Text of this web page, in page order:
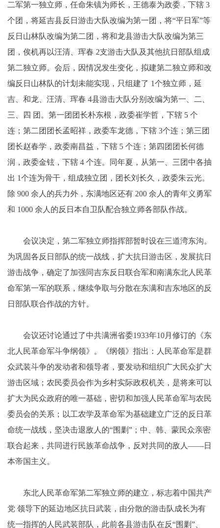
二军第一独立师，任命朱镇为师长，王德泰为政委，下辖 3
个团，将延吉县反日游击大队改编为第一团，将“平日军”等
反日山林队改编为第二团，将和龙县游击大队改编为第三
团，俟机再以汪清、珲春 2支游击大队及其他抗日部队组成
第二独立师。会后，因情况发生变化，拟建第二独立师和改
编反日山林队的计划未能实现，只组建了 1个独立师，延
吉、和龙、汪清、珲春 4县游击大队分别改编为第一、二、
三、四 团。第一团团长朴东根，政委崔学哲，下辖 5 个
连；第二团团长孟昭祥，政委车龙德，下辖 3个连；第三团
团长赵春学，政委南昌益，下辖 5 个连；第四团团长何德
润，政委金铉，下辖 4 个连。同年夏，从第一、三团中各抽
出 1个连为骨干，组成独立团，团长刘长久，政委朱云光。
除 900 余人的兵力外，东满地区还有 200 余人的青年义勇军
和 1000 余人的反日本自卫队配合独立师各部队作战。
会议决定，第二军独立师指挥部暂时设在三道湾东沟。
为巩固各反日部队的统一战线，扩大抗日游击区，发展抗日
游击战争，确定了加强同吉东反日联合军和南满东北人民革
命军第一军的联系，继续争取与分散在东满和吉东地区的反
日部队联合作战的方针。
会议还讨论通过了中共满洲省委1933年10月修订的《东
北人民革命军斗争纲领》。《纲领》指出：人民革命军是群
众武装斗争的发动者和领导者，要发动和组织广大民众扩大
游击区域；农民委员会作为乡村实际政权机关，是将来可以
扩大为民众政府的唯一基础，密切和加强人民革命军与农民
委员会的关系；以工农学及革命军为基础建立广泛的反日革
命统一战线，坚决击退敌人的“围剿”；中、韩、蒙民众亲密
联合起来，共同进行民族革命战争，反对共同的敌人——日
本帝国主义。
东北人民革命军第二军独立师的建立，标志着中国共产
党 领导下的延边地区抗日武装，由分散的游击队成长为有
统一指挥的人民武装部队，此前各县游击队在反“围剿”、